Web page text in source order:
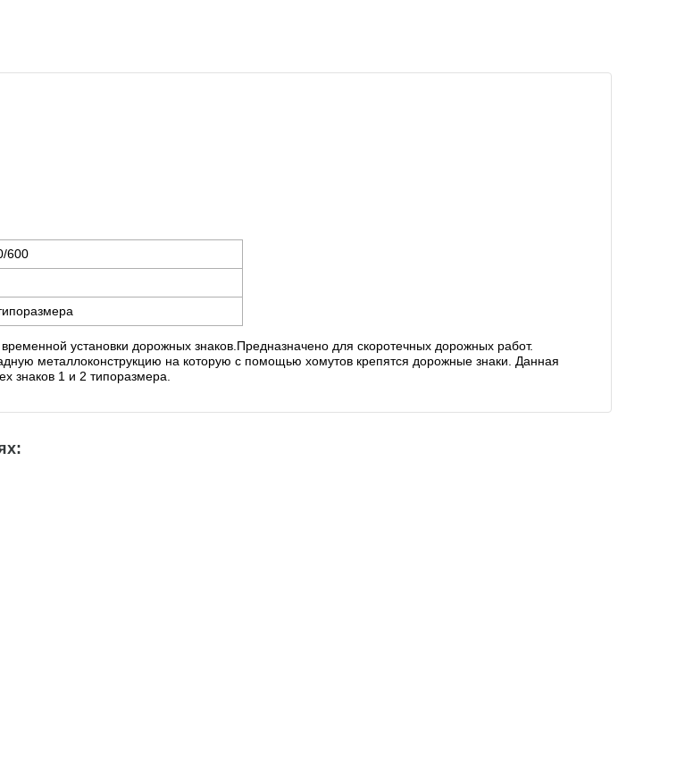
600
установки дорожных знаков.Предназначено для скоротечных дорожных работ.
металлоконструкцию на которую с помощью хомутов крепятся дорожные знаки. Данная
знаков 1 и 2 типоразмера.